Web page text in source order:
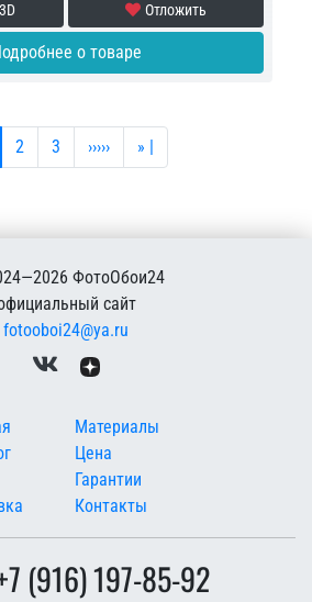
Отложить
о товаре
страница
Страница
2 Страница
3 Следующая страница
››››› Последняя страница
» |
ФотоОбои24
сайт
fotooboi24@ya.ru
в подвалеМатериалы
Цена
Гарантии
Контакты
(916) 197-85-92